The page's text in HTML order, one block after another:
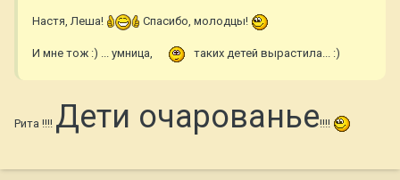
Настя, Леша! Спасибо, молодцы!
И мне тож :) ... умница, таких детей вырастила... :)
Рита !!!! Дети очарованье!!!!